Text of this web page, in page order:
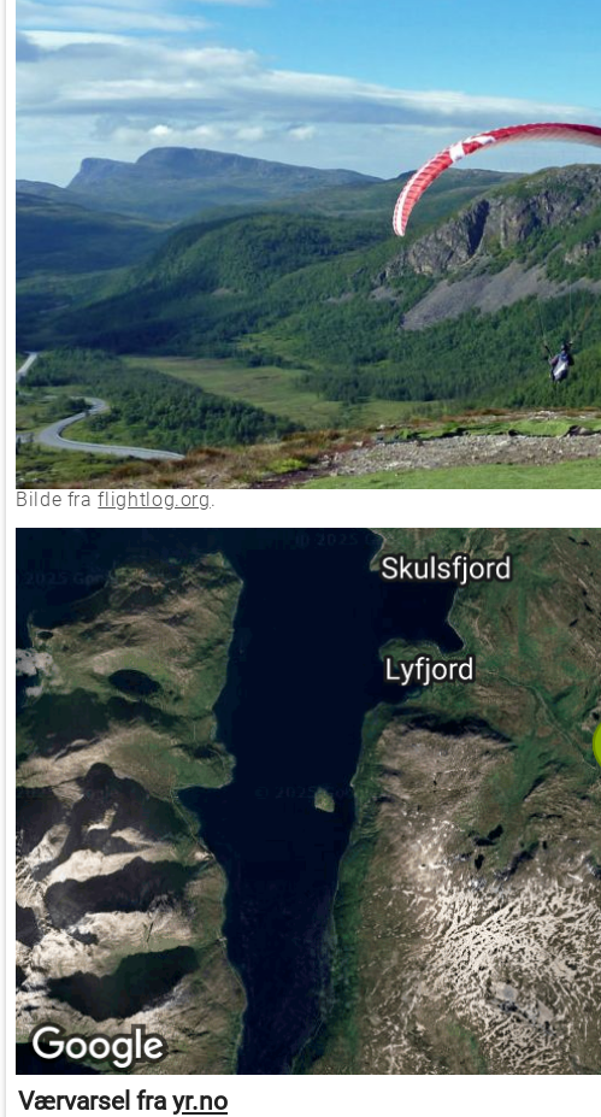
Bilde fraflightlog.org.
Værvarsel fra yr.no